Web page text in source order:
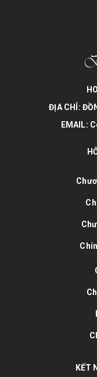
ĐỊA CHỈ:
EMAIL:
KẾT